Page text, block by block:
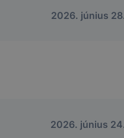
2026. június
2026. június